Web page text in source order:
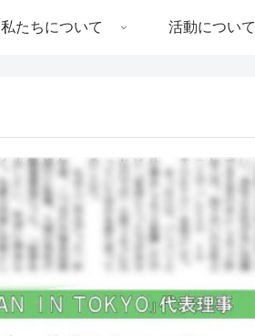
私たちについて 活動について